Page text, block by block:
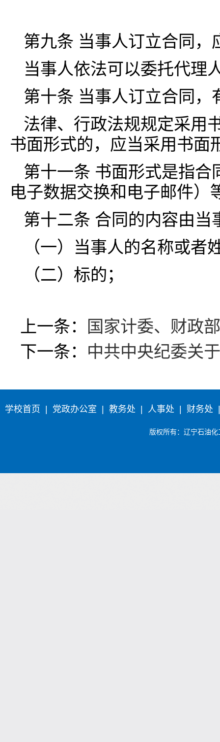
第九条 当事人订立合同
当事人依法可以委托代理
第十条 当事人订立合同
法律、行政法规规定采用
书面形式的，应当采用书面
第十一条 书面形式是指
电子数据交换和电子邮件）
第十二条 合同的内容由当
（一）当事人的名称或者
（二）标的；
上一条：
国家计委、财政
下一条： 中共中央纪委关
学校首页 党政办公室 教务处 人事处 财务处
版权所有：辽宁石油